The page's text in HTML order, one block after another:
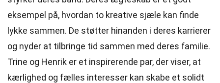
eksempel på, hvordan to kreative sjæle kan finde
lykke sammen. De støtter hinanden i deres karrierer
og nyder at tilbringe tid sammen med deres familie.
Trine og Henrik er et inspirerende par, der viser, at
kærlighed og fælles interesser kan skabe et solidt